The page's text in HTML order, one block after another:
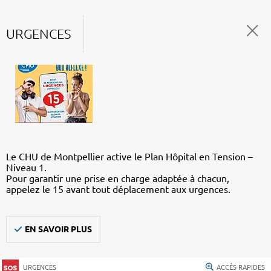
URGENCES
Le CHU de Montpellier active le Plan Hôpital en Tension –
Niveau 1.
Pour garantir une prise en charge adaptée à chacun,
appelez le 15 avant tout déplacement aux urgences.
EN SAVOIR PLUS
URGENCES ACCÈS RAPIDES